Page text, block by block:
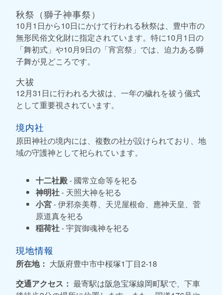
秋祭（獅子神事祭）
10月1日から10日にかけて行われる秋祭は、豊中市の
無形民俗文化財に指定されています。特に10月1日の
「舞初式」や10月9日の「宵宮祭」では、迫力ある獅
子舞が見どころです。
大祓
12月31日に行われる大祓は、一年の穢れを祓う儀式
として重要視されています。
境内社
原田神社の境内には、複数の社が設けられており、地
域の守護神として祀られています。
十二社殿- 國常立命等を祀る
神明社- 天照大神を祀る
小宮- 伊邪奈美尊、天児屋根命、應神天皇、菅
原道真を祀る
稲荷社- 宇賀御魂神を祀る
現地情報
所在地： 大阪府豊中市中桜塚1丁目2-18
交通アクセス： 最寄駅は阪急宝塚線岡町駅で、下車